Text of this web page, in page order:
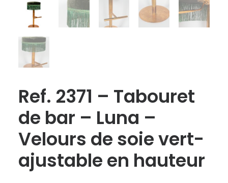
Ref. 2371 – Tabouret
de bar – Luna –
Velours de soie vert-
ajustable en hauteur